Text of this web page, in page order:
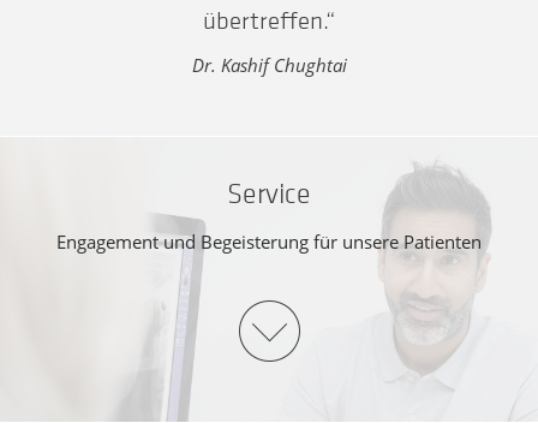
übertreffen.“
Dr. Kashif Chughtai
Service
Engagement und Begeisterung für unsere Patienten